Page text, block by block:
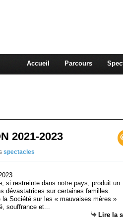
Accueil Parcours
2021-2023
spectacles
si restreinte dans notre pays, produit un
dévastatrices sur certaines familles.
la Société sur les « mauvaises mères »
souffrance et...
Lire la